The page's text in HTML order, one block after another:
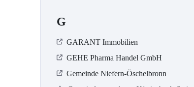
G
GARANT Immobilien
GEHE Pharma Handel GmbH
Gemeinde Niefern-Öschelbronn